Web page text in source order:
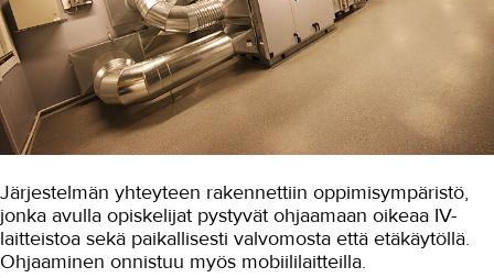
Sähköala
Talotekniikka ja kylmäala
Kylmäalan pätevyys joustavasti
oppisopimuksella
TAKKin koulutus tuo lisää
CO2-koulutus yritysten tarpeeseen
Ensimmäiset vuototarkastajat
valmistuivat
Järjestelmän yhteyteen rakennettiin oppimisympäristö,
jonka avulla opiskelijat pystyvät ohjaamaan oikeaa IV-
laitteistoa sekä paikallisesti valvomosta että etäkäytöllä.
Ohjaaminen onnistuu myös mobiililaitteilla.